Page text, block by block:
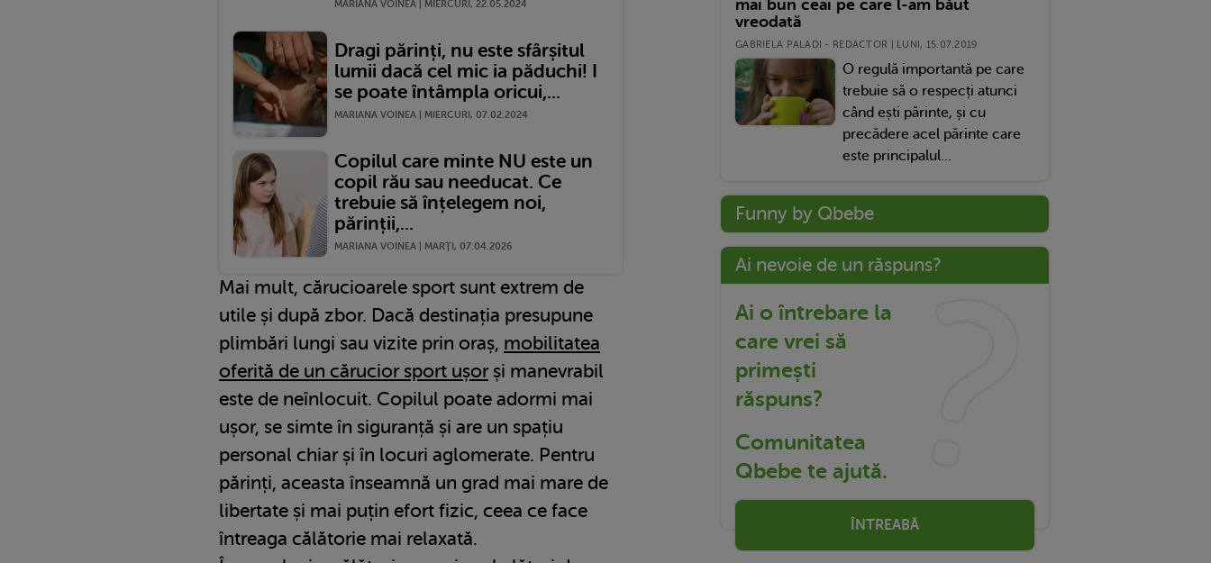
MARIANA VOINEA | MIERCURI, 22.05.2024
Dragi părinți, nu este sfârșitul
lumii dacă cel mic ia păduchi! I
se poate întâmpla oricui,...
MARIANA VOINEA | MIERCURI, 07.02.2024
Copilul care minte NU este un
copil rău sau needucat. Ce
trebuie să înțelegem noi,
părinții,...
MARIANA VOINEA | MARŢI, 07.04.2026
Mai mult, cărucioarele sport sunt extrem de
utile și după zbor. Dacă destinația presupune
plimbări lungi sau vizite prin oraș, mobilitatea
oferită de un cărucior sport ușorși manevrabil
este de neînlocuit. Copilul poate adormi mai
ușor, se simte în siguranță și are un spațiu
personal chiar și în locuri aglomerate. Pentru
părinți, aceasta înseamnă un grad mai mare de
libertate și mai puțin efort fizic, ceea ce face
întreaga călătorie mai relaxată.
mai bun ceai pe care l-am băut
vreodată
GABRIELA PALADI - REDACTOR | LUNI, 15.07.2019
O regulă importantă pe care
trebuie să o respecți atunci
când ești părinte, și cu
precădere acel părinte care
este principalul...
Funny by Qbebe
Ai nevoie de un răspuns?
Ai o întrebare la
care vrei să
primești
răspuns?
Comunitatea
Qbebe te ajută.
ÎNTREABĂ